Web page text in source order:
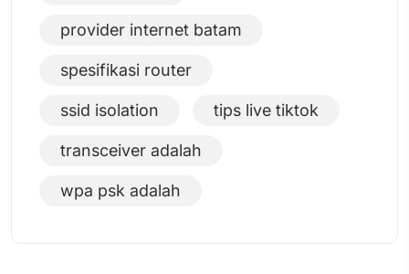
provider internet batam
spesifikasi router
ssid isolation tips live tiktok
transceiver adalah
wpa psk adalah